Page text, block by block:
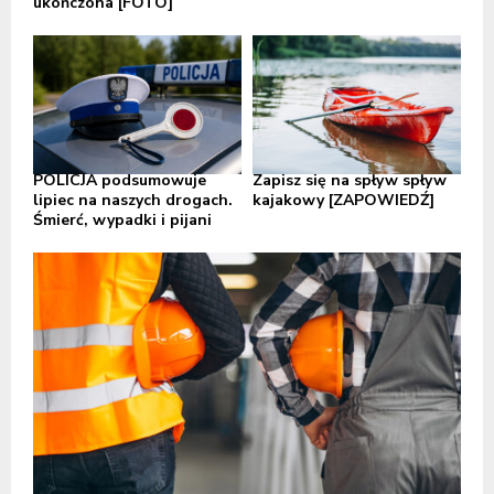
POLICJA podsumowuje
lipiec na naszych drogach.
Śmierć, wypadki i pijani
Zapisz się na spływ spływ
kajakowy [ZAPOWIEDŹ]